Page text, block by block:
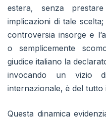
estera, senza
implicazioni di tale
controversia insorge e
o semplicemente
giudice italiano la
invocando un vizio
internazionale, è del tutto
Questa dinamica